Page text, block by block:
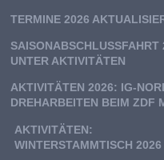
TERMINE 2026
SAISONABSCHLUSSFAHRT
UNTER AKTIVITÄTEN
AKTIVITÄTEN 2026: IG-
DREHARBEITEN BEIM ZDF
AKTIVITÄTEN:
WINTERSTAMMTISCH 2026